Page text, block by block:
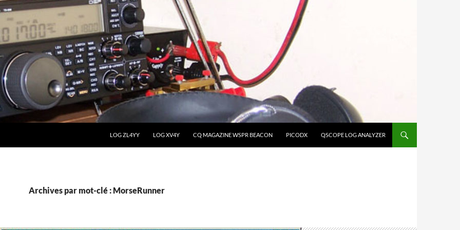
LOG ZL4YY LOG XV4Y CQ MAGAZINE WSPR BEACON PICODX QSCOPE LOG ANALYZER
Archives par mot-clé : MorseRunner